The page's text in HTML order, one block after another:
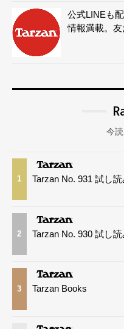
公式LINEも
情報満載。
今
1 Tarzan No. 931 試し
2 Tarzan No. 930 試し
3 Tarzan Books